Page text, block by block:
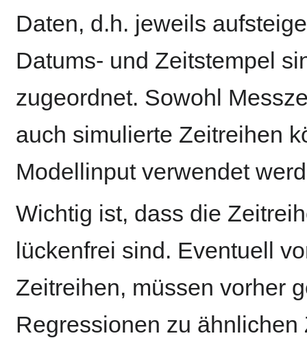
Daten, d.h. jeweils
Datums- und Zeitstempel
zugeordnet. Sowohl
auch simulierte Zeitreihen
Modellinput verwendet
Wichtig ist, dass die
lückenfrei sind. Eventuell
Zeitreihen, müssen vorher
Regressionen zu